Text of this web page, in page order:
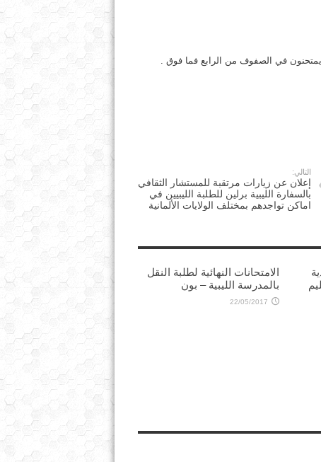
التالي:
إعلان عن زيارات مرتقبة للمستشار الثقافي
بالسفارة الليبية برلين للطلبة الليبيين في
اماكن تواجدهم بمختلف الولايات الألمانية
الامتحانات النهائية لطلبة النقل
بالمدرسة الليبية – بون
22/05/2017